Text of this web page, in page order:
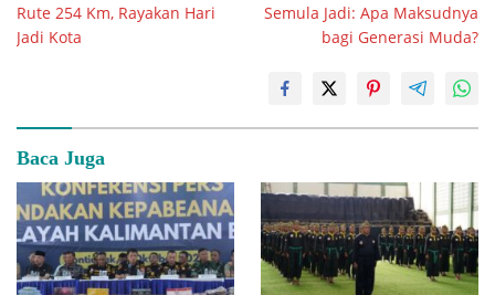
Rute 254 Km, Rayakan Hari
Jadi Kota
Semula Jadi: Apa Maksudnya
bagi Generasi Muda?
Baca Juga